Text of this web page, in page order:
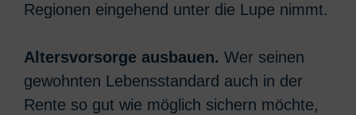
Regionen eingehend unter die Lupe nimmt.
Altersvorsorge ausbauen. Wer seinen
gewohnten Lebensstandard auch in der
Rente so gut wie möglich sichern möchte,